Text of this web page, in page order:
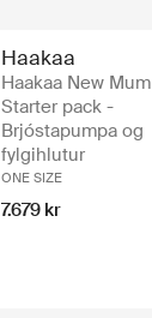
Haakaa
Haakaa New Mum
Starter pack -
Brjóstapumpa og
fylgihlutur
ONE SIZE
7.679 kr